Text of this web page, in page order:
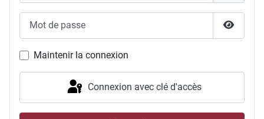
Afficher
Maintenir la connexion
Connexion avec clé d'accès